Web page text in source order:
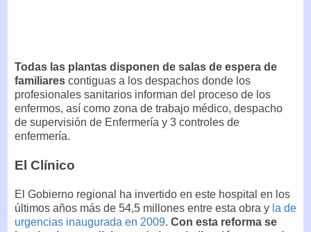
Todas las plantas disponen de salas de espera de
familiares contiguas a los despachos donde los
profesionales sanitarios informan del proceso de los
enfermos, así como zona de trabajo médico, despacho
de supervisión de Enfermería y 3 controles de
enfermería.
El Clínico
El Gobierno regional ha invertido en este hospital en los
últimos años más de 54,5 millones entre esta obra y la de
urgencias inaugurada en 2009. Con esta reforma se